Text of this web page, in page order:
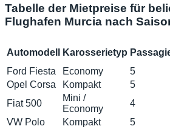
Tabelle der Mietpreise für
Flughafen Murcia nach
Automodell Karosserietyp
Ford Fiesta
Economy 5
Opel Corsa
Kompakt 5
Fiat 500
Mini /
Economy
4
VW Polo
Kompakt 5